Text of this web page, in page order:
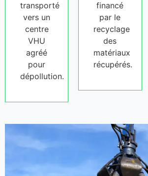
transporté
vers un
centre
VHU
agréé
pour
dépollution.
financé
par le
recyclage
des
matériaux
récupérés.